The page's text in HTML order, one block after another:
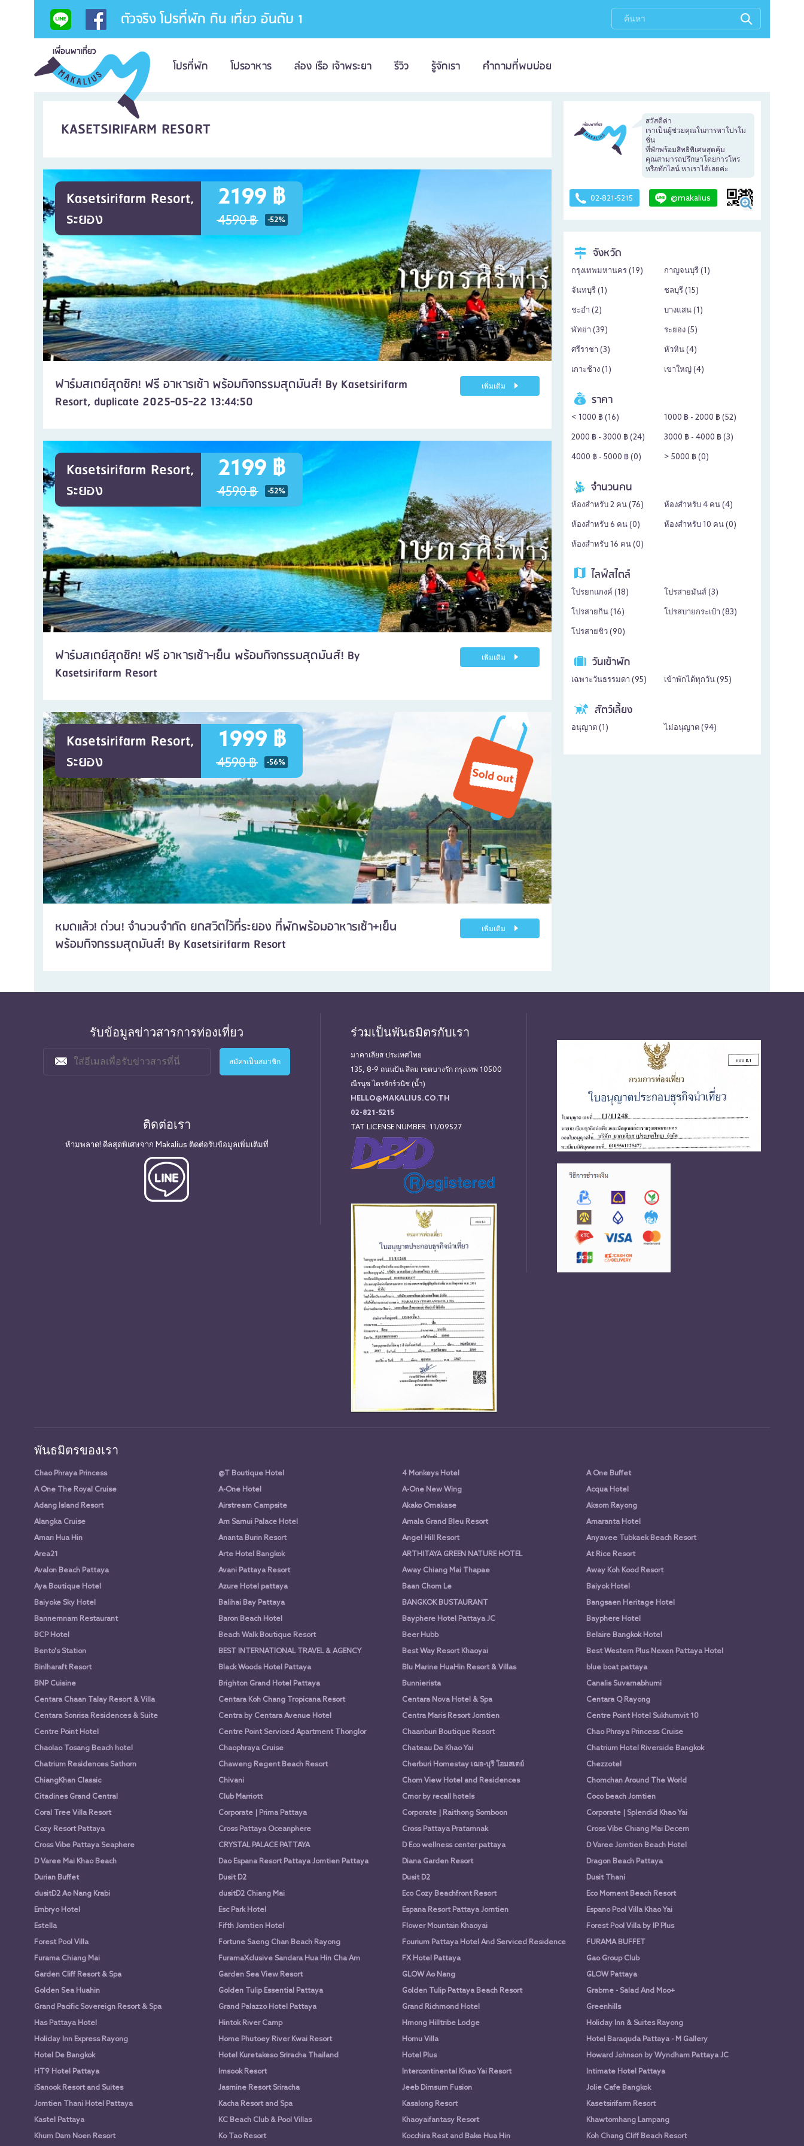
ตัวจริง โปรที่พัก กิน เที่ยว อันดับ 1
โปรที่พัก โปรอาหาร ล่อง เรือ เจ้าพระยา รีวิว รู้จักเรา คำถามที่พบบ่อย
KASETSIRIFARM RESORT
Kasetsirifarm Resort,
ระยอง
2199 ฿
4590 ฿ -52%
ฟาร์มสเตย์สุดชิค! ฟรี อาหารเช้า พร้อมกิจกรรมสุดมันส์! By Kasetsirifarm
Resort, duplicate 2025-05-22 13:44:50
เพิ่มเติม
Kasetsirifarm Resort,
ระยอง
2199 ฿
4590 ฿ -52%
ฟาร์มสเตย์สุดชิค! ฟรี อาหารเช้า-เย็น พร้อมกิจกรรมสุดมันส์! By
Kasetsirifarm Resort
เพิ่มเติม
Kasetsirifarm Resort,
ระยอง
1999 ฿
4590 ฿ -56%
หมดแล้ว! ด่วน! จำนวนจำกัด ยกสวิตไว้ที่ระยอง ที่พักพร้อมอาหารเช้า+เย็น
พร้อมกิจกรรมสุดมันส์! By Kasetsirifarm Resort
เพิ่มเติม
สวัสดีค่า
เราเป็นผู้ช่วยคุณในการหาโปรโม
ชั่น
ที่พักพร้อมสิทธิพิเศษสุดคุ้ม
คุณสามารถปรึกษาโดยการโทร
หรือทักไลน์ หาเราได้เลยค่ะ
02-821-5215 @makalius
จังหวัด
กรุงเทพมหานคร (19) กาญจนบุรี (1 )
จันทบุรี (1 ) ชลบุรี (15)
ชะอำ (2) บางแสน (1 )
พัทยา (39) ระยอง (5)
ศรีราชา (3) หัวหิน (4)
เกาะช้าง (1 ) เขาใหญ่ (4)
ราคา
< 1000 ฿ (16) 1000 ฿ - 2000 ฿ (52)
2000 ฿ - 3000 ฿ (24) 3000 ฿ - 4000 ฿ (3)
4000 ฿ - 5000 ฿ (0) > 5000 ฿ (0)
จำนวนคน
ห้องสำหรับ 2 คน ( 76) ห้องสำหรับ 4 คน (4)
ห้องสำหรับ 6 คน (0) ห้องสำหรับ 10 คน (0)
ห้องสำหรับ 16 คน (0)
ไลฟ์สไตล์
โปรยกแกงค์ (18) โปรสายมันส์ (3)
โปรสายกิน (16) โปรสบายกระเป๋า (83)
โปรสายชิว ( 90)
วันเข้าพัก
เฉพาะวันธรรมดา ( 95) เข้าพักได้ทุกวัน ( 95)
สัตว์เลี้ยง
อนุญาต (1 ) ไม่อนุญาต ( 94)
รับข้อมูลข่าวสารการท่องเที่ยว
ติดต่อเรา
ห้ามพลาด! ดีลสุดพิเศษจาก Makalius ติดต่อรับข้อมูลเพิ่มเติมที่
ร่วมเป็นพันธมิตรกับเรา
มาคาเลียส ประเทศไทย
135, 8-9 ถนนปัน สีลม เขตบางรัก กรุงเทพ 10500
ณีรนุช ไตรจักร์วนิช (น้ำ)
HELLO@MAKALIUS.CO.TH
02-821-5215
TAT LICENSE NUMBER: 11/09527
พันธมิตรของเรา
Chao Phraya Princess @T Boutique Hotel 4 Monkeys Hotel
A One Buffet
A One The Royal Cruise
A-One Hotel A-One New Wing
Acqua Hotel
Adang Island Resort
Airstream Campsite Akako Omakase
Aksorn Rayong
Alangka Cruise
Am Samui Palace Hotel Amala Grand Bleu Resort
Amaranta Hotel
Amari Hua Hin
Ananta Burin Resort Angel Hill Resort
Anyavee Tubkaek Beach Resort
Area21
Arte Hotel Bangkok ARTHITAYA GREEN NATURE HOTEL
At Rice Resort
Avalon Beach Pattaya
Avani Pattaya Resort Away Chiang Mai Thapae
Away Koh Kood Resort
Aya Boutique Hotel
Azure Hotel pattaya Baan Chom Le
Baiyok Hotel
Baiyoke Sky Hotel
Balihai Bay Pattaya BANGKOK BUSTAURANT
Bangsaen Heritage Hotel
Bannernnam Restaurant
Baron Beach Hotel Bayphere Hotel Pattaya JC
Bayphere Hotel
BCP Hotel
Beach Walk Boutique Resort Beer Hubb
Belaire Bangkok Hotel
Bento's Station
BEST INTERNATIONAL TRAVEL & AGENCY Best Way Resort Khaoyai
Best Western Plus Nexen Pattaya Hotel
Binlharaft Resort
Black Woods Hotel Pattaya Blu Marine HuaHin Resort & Villas
blue boat pattaya
BNP Cuisine
Brighton Grand Hotel Pattaya Bunnierista
Canalis Suvarnabhumi
Centara Chaan Talay Resort & Villa
Centara Koh Chang Tropicana Resort Centara Nova Hotel & Spa
Centara Q Rayong
Centara Sonrisa Residences & Suite
Centra by Centara Avenue Hotel Centra Maris Resort Jomtien
Centre Point Hotel Sukhumvit 10
Centre Point Hotel
Centre Point Serviced Apartment Thonglor Chaanburi Boutique Resort
Chao Phraya Princess Cruise
Chaolao Tosang Beach hotel
Chaophraya Cruise Chateau De Khao Yai
Chatrium Hotel Riverside Bangkok
Chatrium Residences Sathorn
Chaweng Regent Beach Resort Cherburi Homestay เฌอ-บุรี โฮมสเตย์
Chezzotel
ChiangKhan Classic
Chivani Chom View Hotel and Residences
Chomchan Around The World
Citadines Grand Central
Club Marriott Cmor by recall hotels
Coco beach Jomtien
Coral Tree Villa Resort
Corporate | Prima Pattaya Corporate | Raithong Somboon
Corporate | Splendid Khao Yai
Cozy Resort Pattaya
Cross Pattaya Oceanphere Cross Pattaya Pratamnak
Cross Vibe Chiang Mai Decem
Cross Vibe Pattaya Seaphere
CRYSTAL PALACE PATTAYA D Eco wellness center pattaya
D Varee Jomtien Beach Hotel
D Varee Mai Khao Beach
Dao Espana Resort Pattaya Jomtien Pattaya Diana Garden Resort
Dragon Beach Pattaya
Durian Buffet
Dusit D2 Dusit D2
Dusit Thani
dusitD2 Ao Nang Krabi
dusitD2 Chiang Mai Eco Cozy Beachfront Resort
Eco Moment Beach Resort
Embryo Hotel
Esc Park Hotel Espana Resort Pattaya Jomtien
Espano Pool Villa Khao Yai
Estella
Fifth Jomtien Hotel Flower Mountain Khaoyai
Forest Pool Villa by IP Plus
Forest Pool Villa
Fortune Saeng Chan Beach Rayong Fourium Pattaya Hotel And Serviced Residence
FURAMA BUFFET
Furama Chiang Mai
FuramaXclusive Sandara Hua Hin Cha Am FX Hotel Pattaya
Gao Group Club
Garden Cliff Resort & Spa
Garden Sea View Resort GLOW Ao Nang
GLOW Pattaya
Golden Sea Huahin
Golden Tulip Essential Pattaya Golden Tulip Pattaya Beach Resort
Grabme - Salad And Moo+
Grand Pacific Sovereign Resort & Spa
Grand Palazzo Hotel Pattaya Grand Richmond Hotel
Greenhills
Has Pattaya Hotel
Hintok River Camp Hmong Hilltribe Lodge
Holiday Inn & Suites Rayong
Holiday Inn Express Rayong
Home Phutoey River Kwai Resort Homu Villa
Hotel Baraquda Pattaya - M Gallery
Hotel De Bangkok
Hotel Kuretakeso Sriracha Thailand Hotel Plus
Howard Johnson by Wyndham Pattaya JC
HT9 Hotel Pattaya
Imsook Resort Intercontinental Khao Yai Resort
Intimate Hotel Pattaya
iSanook Resort and Suites
Jasmine Resort Sriracha Jeeb Dimsum Fusion
Jolie Cafe Bangkok
Jomtien Thani Hotel Pattaya
Kacha Resort and Spa Kasalong Resort
Kasetsirifarm Resort
Kastel Pattaya
KC Beach Club & Pool Villas Khaoyaifantasy Resort
Khawtomhang Lampang
Khum Dam Noen Resort
Ko Tao Resort Kocchira Rest and Bake Hua Hin Koh Chang Cliff Beach Resort